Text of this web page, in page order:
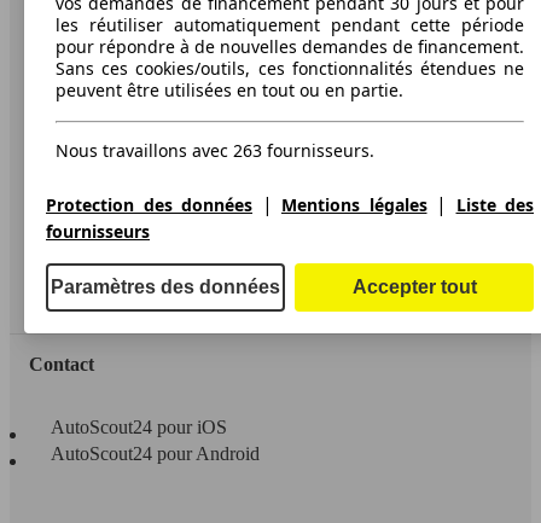
A propos d'AutoScout24
Conditions d'utilisation
Accessibility Statement
Service
Espace Pro
Contact
AutoScout24 pour iOS
AutoScout24 pour Android
les réutiliser automatiquement pendant cette période
pour répondre à de nouvelles demandes de financement.
Sans ces cookies/outils, ces fonctionnalités étendues ne
peuvent être utilisées en tout ou en partie.
Nous travaillons avec 263 fournisseurs.
Protection des données | Mentions légales|
Liste des
fournisseurs
Paramètres des données Accepter tout